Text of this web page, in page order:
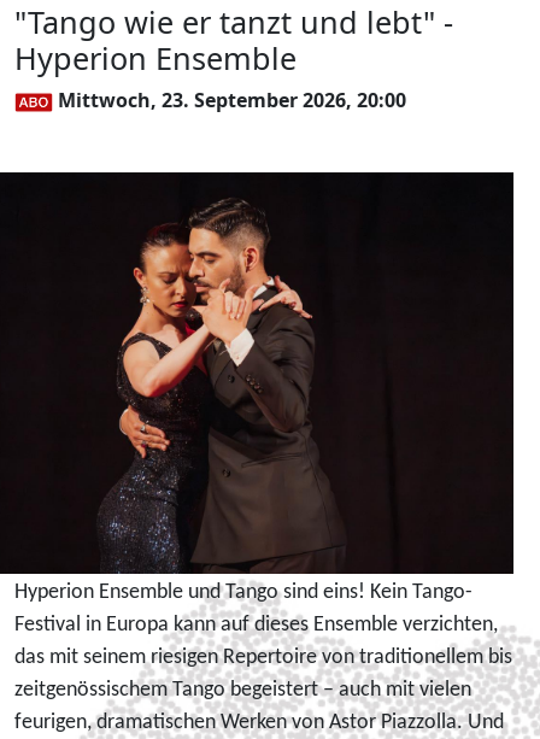
"Tango wie er tanzt und lebt" -
Hyperion Ensemble
Mittwoch, 23. September 2026, 20:00
Hyperion Ensemble und Tango sind eins! Kein Tango-
Festival in Europa kann auf dieses Ensemble verzichten,
das mit seinem riesigen Repertoire von traditionellem bis
zeitgenössischem Tango begeistert – auch mit vielen
feurigen, dramatischen Werken von Astor Piazzolla. Und